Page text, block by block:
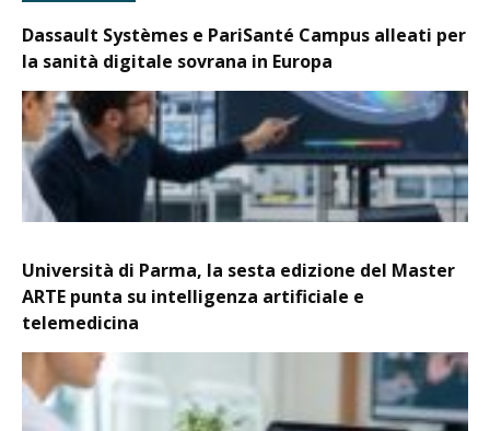
Dassault Systèmes e PariSanté Campus alleati per
la sanità digitale sovrana in Europa
Università di Parma, la sesta edizione del Master
ARTE punta su intelligenza artificiale e
telemedicina